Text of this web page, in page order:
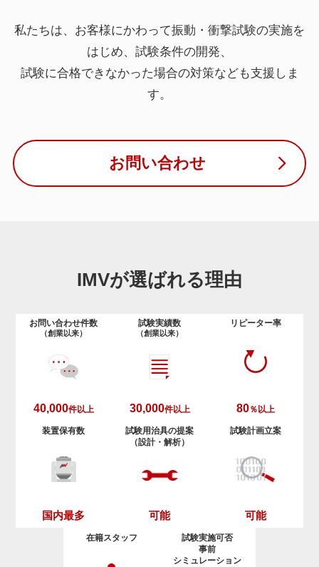
私たちは、お客様にかわって振動・衝撃試験の実施を
はじめ、試験条件の開発、
試験に合格できなかった場合の対策なども支援しま
す。
お問い合わせ
IMVが選ばれる理由
お問い合わせ件数
（創業以来）
40,000件以上
試験実績数
（創業以来）
30,000件以上
リピーター率
80％以上
装置保有数
国内最多
試験用治具の提案
（設計・解析）
可能
試験計画立案
可能
在籍スタッフ
試験実施可否
事前
シミュレーション